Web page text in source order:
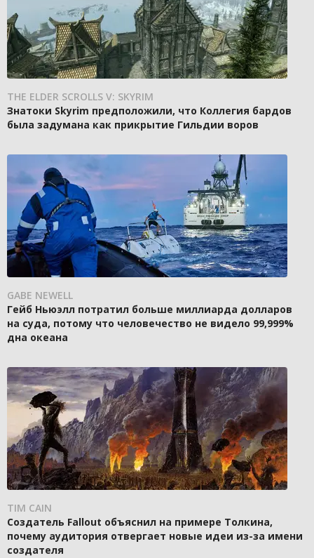
THE ELDER SCROLLS V: SKYRIM
Знатоки Skyrim предположили, что Коллегия бардов
была задумана как прикрытие Гильдии воров
GABE NEWELL
Гейб Ньюэлл потратил больше миллиарда долларов
на суда, потому что человечество не видело 99,999%
дна океана
TIM CAIN
Создатель Fallout объяснил на примере Толкина,
почему аудитория отвергает новые идеи из-за имени
создателя